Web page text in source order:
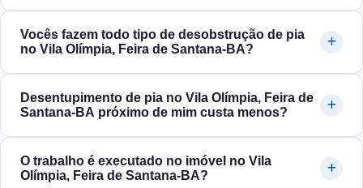
Vocês fazem todo tipo de desobstrução de pia
no Vila Olímpia, Feira de Santana‑BA?
Desentupimento de pia no Vila Olímpia, Feira de
Santana‑BA próximo de mim custa menos?
O trabalho é executado no imóvel no Vila
Olímpia, Feira de Santana‑BA?